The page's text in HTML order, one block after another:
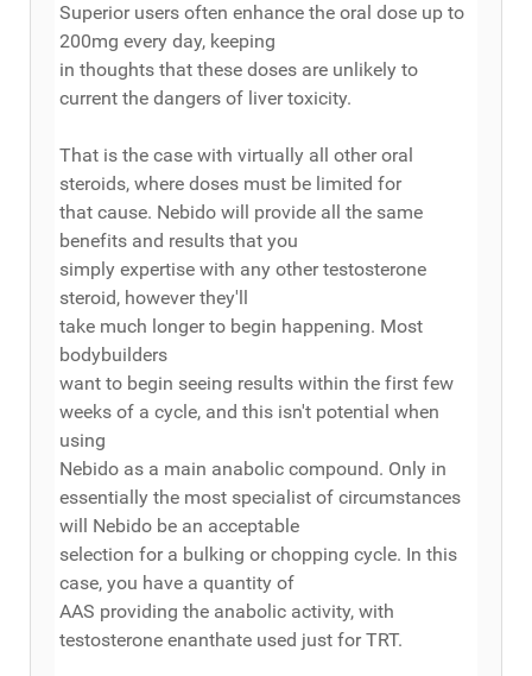
Superior users often enhance the oral dose up to
200mg every day, keeping
in thoughts that these doses are unlikely to
current the dangers of liver toxicity.
That is the case with virtually all other oral
steroids, where doses must be limited for
that cause. Nebido will provide all the same
benefits and results that you
simply expertise with any other testosterone
steroid, however they'll
take much longer to begin happening. Most
bodybuilders
want to begin seeing results within the first few
weeks of a cycle, and this isn't potential when
using
Nebido as a main anabolic compound. Only in
essentially the most specialist of circumstances
will Nebido be an acceptable
selection for a bulking or chopping cycle. In this
case, you have a quantity of
AAS providing the anabolic activity, with
testosterone enanthate used just for TRT.